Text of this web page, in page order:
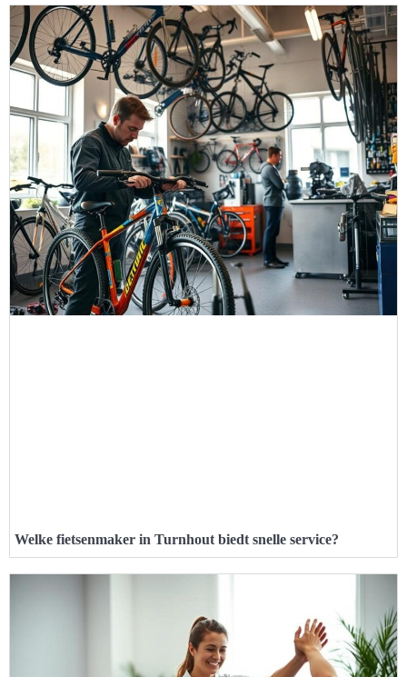
Welke fietsenmaker in Turnhout biedt snelle service?